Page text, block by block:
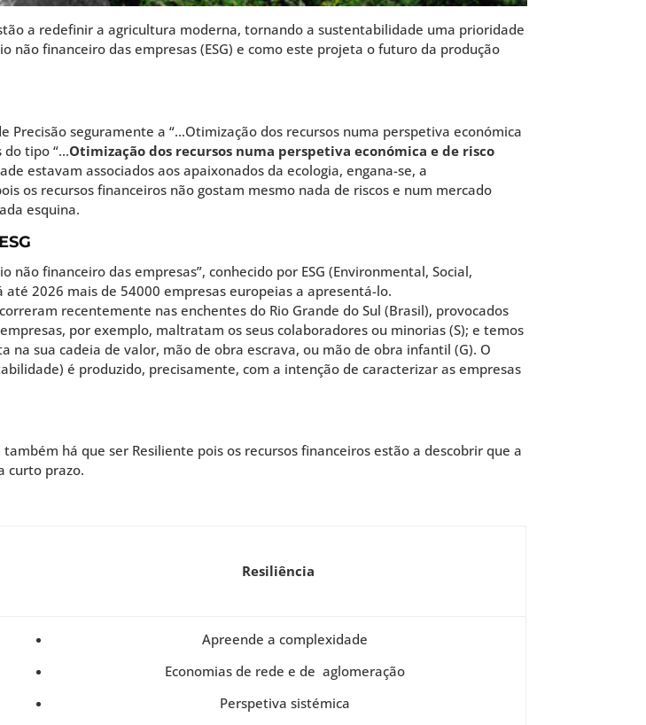
a redefinir a agricultura moderna, tornando a sustentabilidade uma prioridade
financeiro das empresas (ESG) e como este projeta o futuro da produção
seguramente a “…Otimização dos recursos numa perspetiva económica
do tipo “…Otimização dos recursos numa perspetiva económica e de risco
estavam associados aos apaixonados da ecologia, engana-se, a
os recursos financeiros não gostam mesmo nada de riscos e num mercado
esquina.
financeiro das empresas”, conhecido por ESG (Environmental, Social,
2026 mais de 54000 empresas europeias a apresentá-lo.
recentemente nas enchentes do Rio Grande do Sul (Brasil), provocados
por exemplo, maltratam os seus colaboradores ou minorias (S); e temos
sua cadeia de valor, mão de obra escrava, ou mão de obra infantil (G). O
é produzido, precisamente, com a intenção de caracterizar as empresas
há que ser Resiliente pois os recursos financeiros estão a descobrir que a
curto prazo.
Resiliência
Apreende a complexidade
Economias de rede e de aglomeração
Perspetiva sistémica